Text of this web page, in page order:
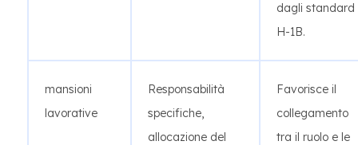
dagli standard
H-1B.
mansioni
lavorative
Responsabilità
specifiche,
allocazione del
Favorisce il
collegamento
tra il ruolo e le